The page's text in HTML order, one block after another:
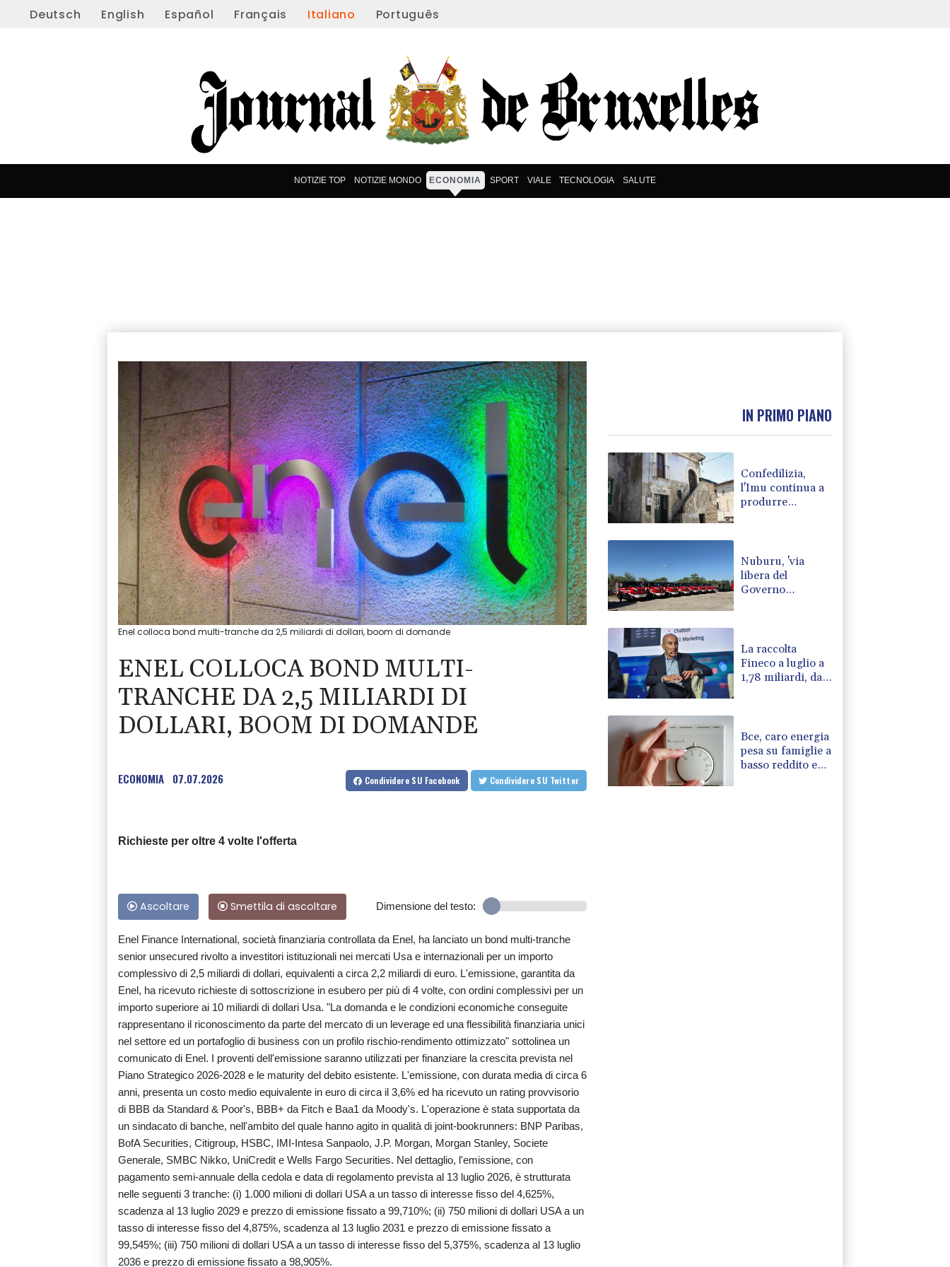
Deutsch English Español Français Italiano Português
NOTIZIE TOP NOTIZIE MONDO ECONOMIA SPORT VIALE TECNOLOGIA SALUTE
Enel colloca bond multi-tranche da 2,5 miliardi di dollari, boom di domande
ENEL COLLOCA BOND MULTI-
TRANCHE DA 2,5 MILIARDI DI
DOLLARI, BOOM DI DOMANDE
ECONOMIA 07.07.2026 Condividere SU Facebook Condividere SU Twitter
Richieste per oltre 4 volte l'offerta
Ascoltare Smettila di ascoltare Dimensione del testo:
Enel Finance International, società finanziaria controllata da Enel, ha lanciato un bond multi-tranche
senior unsecured rivolto a investitori istituzionali nei mercati Usa e internazionali per un importo
complessivo di 2,5 miliardi di dollari, equivalenti a circa 2,2 miliardi di euro. L'emissione, garantita da
Enel, ha ricevuto richieste di sottoscrizione in esubero per più di 4 volte, con ordini complessivi per un
importo superiore ai 10 miliardi di dollari Usa. "La domanda e le condizioni economiche conseguite
rappresentano il riconoscimento da parte del mercato di un leverage ed una flessibilità finanziaria unici
nel settore ed un portafoglio di business con un profilo rischio-rendimento ottimizzato" sottolinea un
comunicato di Enel. I proventi dell'emissione saranno utilizzati per finanziare la crescita prevista nel
Piano Strategico 2026-2028 e le maturity del debito esistente. L'emissione, con durata media di circa 6
anni, presenta un costo medio equivalente in euro di circa il 3,6% ed ha ricevuto un rating provvisorio
di BBB da Standard & Poor's, BBB+ da Fitch e Baa1 da Moody's. L'operazione è stata supportata da
un sindacato di banche, nell'ambito del quale hanno agito in qualità di joint-bookrunners: BNP Paribas,
BofA Securities, Citigroup, HSBC, IMI-Intesa Sanpaolo, J.P. Morgan, Morgan Stanley, Societe
Generale, SMBC Nikko, UniCredit e Wells Fargo Securities. Nel dettaglio, l'emissione, con
pagamento semi-annuale della cedola e data di regolamento prevista al 13 luglio 2026, è strutturata
nelle seguenti 3 tranche: (i) 1.000 milioni di dollari USA a un tasso di interesse fisso del 4,625%,
scadenza al 13 luglio 2029 e prezzo di emissione fissato a 99,710%; (ii) 750 milioni di dollari USA a un
tasso di interesse fisso del 4,875%, scadenza al 13 luglio 2031 e prezzo di emissione fissato a
99,545%; (iii) 750 milioni di dollari USA a un tasso di interesse fisso del 5,375%, scadenza al 13 luglio
2036 e prezzo di emissione fissato a 98,905%.
IN PRIMO PIANO
Confedilizia,
l'Imu continua a
produrre
Nuburu, 'via
libera del
Governo
La raccolta
Fineco a luglio a
1,78 miliardi, da
Bce, caro energia
pesa su famiglie a
basso reddito e